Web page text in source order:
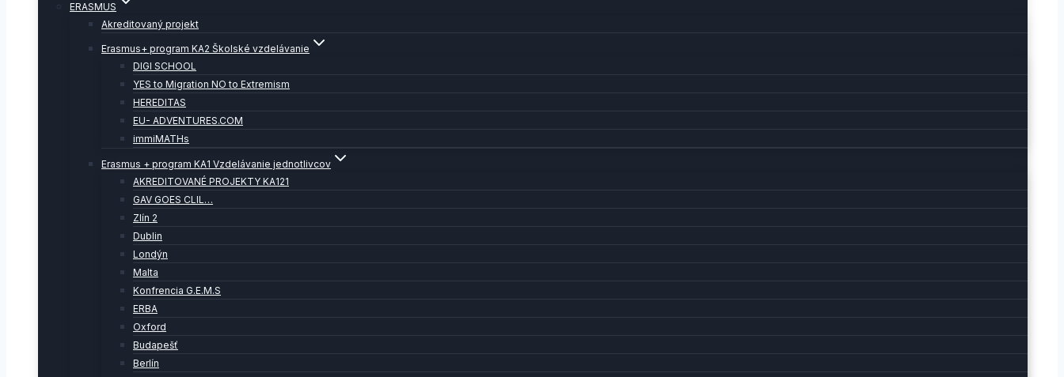
ERASMUS
Akreditovaný projekt
Erasmus+ program KA2 Školské vzdelávanie
DIGI SCHOOL
YES to Migration NO to Extremism
HEREDITAS
EU- ADVENTURES.COM
immiMATHs
Erasmus + program KA1 Vzdelávanie jednotlivcov
AKREDITOVANÉ PROJEKTY KA121
GAV GOES CLIL…
Zlín 2
Dublin
Londýn
Malta
Konfrencia G.E.M.S
ERBA
Oxford
Budapešť
Berlín